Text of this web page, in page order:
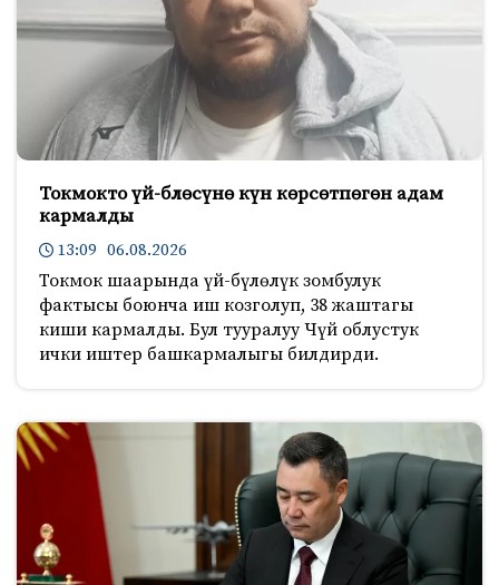
Токмокто үй-блөсүнө күн көрсөтпөгөн адам
кармалды
13:09 06.08.2026
Токмок шаарында үй-бүлөлүк зомбулук
фактысы боюнча иш козголуп, 38 жаштагы
киши кармалды. Бул тууралуу Чүй облустук
ички иштер башкармалыгы билдирди.